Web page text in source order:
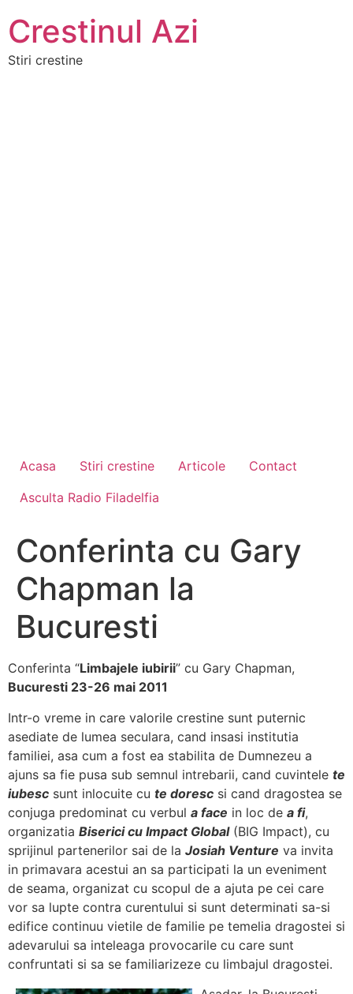
Crestinul Azi
Stiri crestine
Acasa Stiri crestine Articole
Contact
Asculta Radio Filadelfia
Conferinta cu Gary
Chapman la
Bucuresti
Conferinta “Limbajele iubirii” cu Gary Chapman,
Bucuresti 23-26 mai 2011
Intr-o vreme in care valorile crestine sunt puternic
asediate de lumea seculara, cand insasi institutia
familiei, asa cum a fost ea stabilita de Dumnezeu a
ajuns sa fie pusa sub semnul intrebarii, cand cuvintele te
iubesc sunt inlocuite cu te doresc si cand dragostea se
conjuga predominat cu verbul a face in loc de a fi,
organizatia Biserici cu Impact Global(BIG Impact), cu
sprijinul partenerilor sai de la Josiah Venture va invita
in primavara acestui an sa participati la un eveniment
de seama, organizat cu scopul de a ajuta pe cei care
vor sa lupte contra curentului si sunt determinati sa-si
edifice continuu vietile de familie pe temelia dragostei si
adevarului sa inteleaga provocarile cu care sunt
confruntati si sa se familiarizeze cu limbajul dragostei.